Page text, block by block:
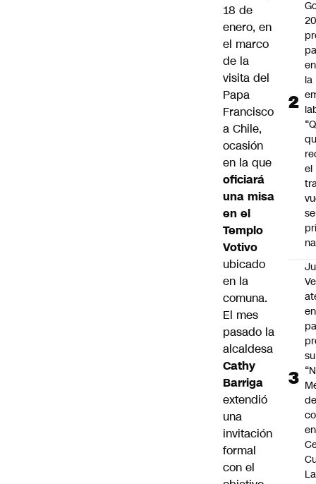
18 de
enero, en
el marco
de la
visita del
Papa
Francisco
a Chile,
ocasión
en la que
oficiará
una misa
en el
Templo
Votivo
ubicado
en la
comuna.
El mes
pasado la
alcaldesa
Cathy
Barriga
extendió
una
invitación
formal
con el
20
la
el
La